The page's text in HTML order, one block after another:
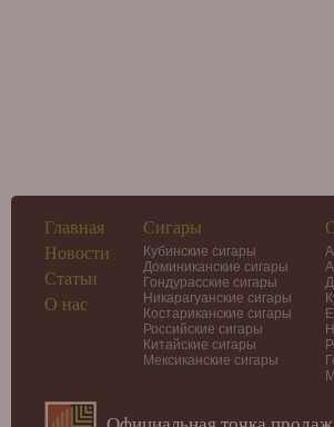
Главная
Новости
Статьи
О нас
Сигары
Кубинские сигары
Доминиканские сигары
Гондурасские сигары
Никарагуанские сигары
Костариканские сигары
Российские сигары
Китайские сигары
Мексиканские сигары